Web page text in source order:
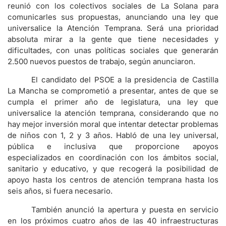
reunió con los colectivos sociales de La Solana para
comunicarles sus propuestas, anunciando una ley que
universalice la Atención Temprana. Será una prioridad
absoluta mirar a la gente que tiene necesidades y
dificultades, con unas políticas sociales que generarán
2.500 nuevos puestos de trabajo, según anunciaron.
El candidato del PSOE a la presidencia de Castilla
La Mancha se comprometió a presentar, antes de que se
cumpla el primer año de legislatura, una ley que
universalice la atención temprana, considerando que no
hay mejor inversión moral que intentar detectar problemas
de niños con 1, 2 y 3 años. Habló de una ley universal,
pública e inclusiva que proporcione apoyos
especializados en coordinación con los ámbitos social,
sanitario y educativo, y que recogerá la posibilidad de
apoyo hasta los centros de atención temprana hasta los
seis años, si fuera necesario.
También anunció la apertura y puesta en servicio
en los próximos cuatro años de las 40 infraestructuras